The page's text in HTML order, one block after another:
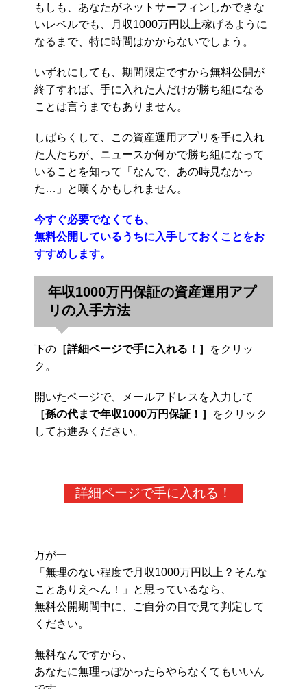
もしも、あなたがネットサーフィンしかできな
いレベルでも、月収1000万円以上稼げるように
なるまで、特に時間はかからないでしょう。
いずれにしても、期間限定ですから無料公開が
終了すれば、手に入れた人だけが勝ち組になる
ことは言うまでもありません。
しばらくして、この資産運用アプリを手に入れ
た人たちが、ニュースか何かで勝ち組になって
いることを知って「なんで、あの時見なかっ
た…」と嘆くかもしれません。
今すぐ必要でなくても、
無料公開しているうちに入手しておくことをお
すすめします。
年収1000万円保証の資産運用アプ
リの入手方法
下の ［詳細ページで手に入れる！］
をクリッ
ク。
開いたページで、メールアドレスを入力して
［孫の代まで年収1000万円保証！］
をクリック
してお進みください。
詳細ページで手に入れる！
万が一
「無理のない程度で月収1000万円以上？そんな
ことありえへん！」と思っているなら、
無料公開期間中に、ご自分の目で見て判定して
ください。
無料なんですから、
あなたに無理っぽかったらやらなくてもいいん